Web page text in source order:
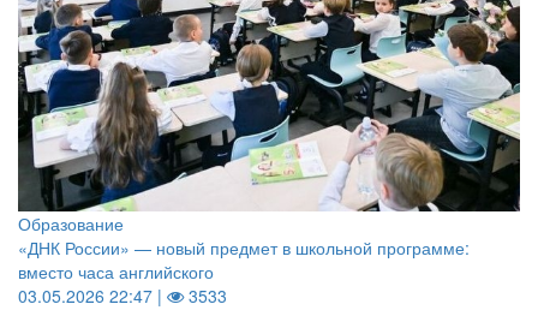
Образование
«ДНК России» — новый предмет в школьной программе:
вместо часа английского
03.05.2026 22:47 |
3533